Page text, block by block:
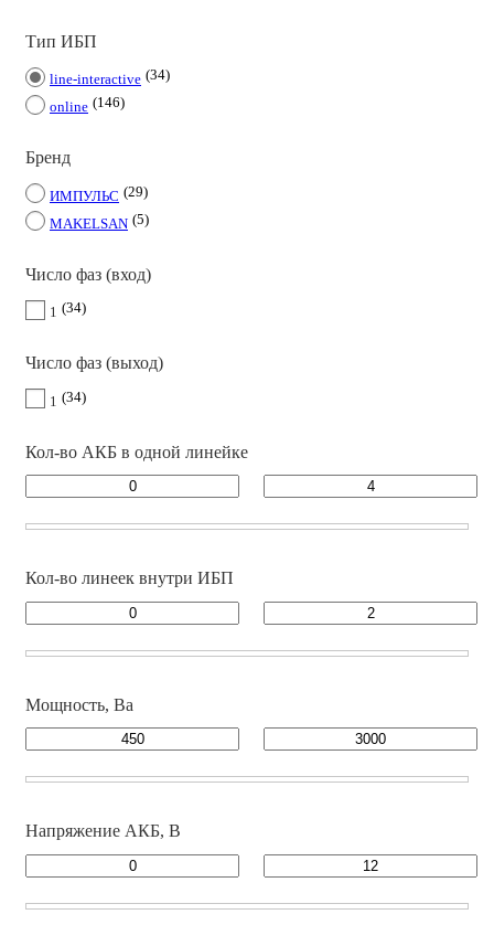
Тип ИБП
line-interactive 34
online 146
Бренд
ИМПУЛЬС 29
MAKELSAN 5
Число фаз (вход)
1 34
Число фаз (выход)
1 34
Кол-во АКБ в одной линейке
Кол-во линеек внутри ИБП
Мощность, Ва
Напряжение АКБ, В